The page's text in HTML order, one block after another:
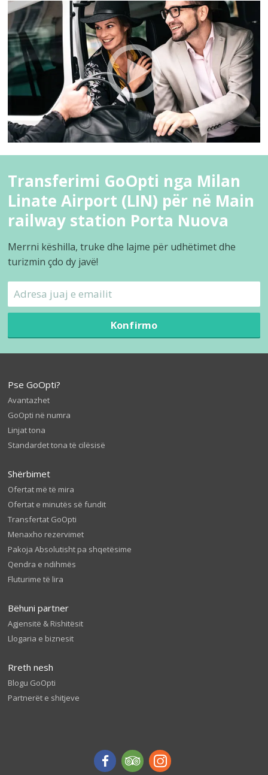
Transferimi GoOpti nga Milan
Linate Airport (LIN) për në Main
railway station Porta Nuova
Merrni këshilla, truke dhe lajme për udhëtimet dhe
turizmin çdo dy javë!
Konfirmo
Pse GoOpti?
Avantazhet
GoOpti në numra
Linjat tona
Standardet tona të cilësisë
Shërbimet
Ofertat më të mira
Ofertat e minutës së fundit
Transfertat GoOpti
Menaxho rezervimet
Pakoja Absolutisht pa shqetësime
Qendra e ndihmës
Fluturime të lira
Bëhuni partner
Agjensitë & Rishitësit
Llogaria e biznesit
Rreth nesh
Blogu GoOpti
Partnerët e shitjeve